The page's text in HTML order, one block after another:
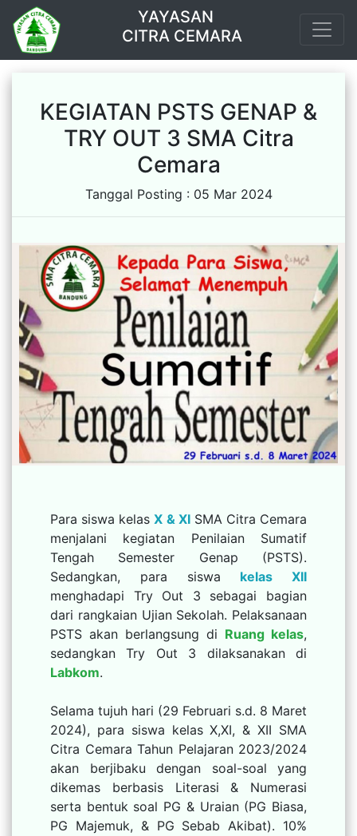
YAYASAN
CITRA CEMARA
KEGIATAN PSTS GENAP &
TRY OUT 3 SMA Citra
Cemara
Tanggal Posting : 05 Mar 2024
Para siswa kelasX & XISMA Citra Cemara
menjalani kegiatan Penilaian Sumatif
Tengah Semester Genap (PSTS).
Sedangkan, para siswa kelas XII
menghadapi Try Out 3 sebagai bagian
dari rangkaian Ujian Sekolah. Pelaksanaan
PSTS akan berlangsung di Ruang kelas,
sedangkan Try Out 3 dilaksanakan di
Labkom.
Selama tujuh hari (29 Februari s.d. 8 Maret
2024), para siswa kelas X,XI, & XII SMA
Citra Cemara Tahun Pelajaran 2023/2024
akan berjibaku dengan soal-soal yang
dikemas berbasis Literasi & Numerasi
serta bentuk soal PG & Uraian (PG Biasa,
PG Majemuk, & PG Sebab Akibat). 10%